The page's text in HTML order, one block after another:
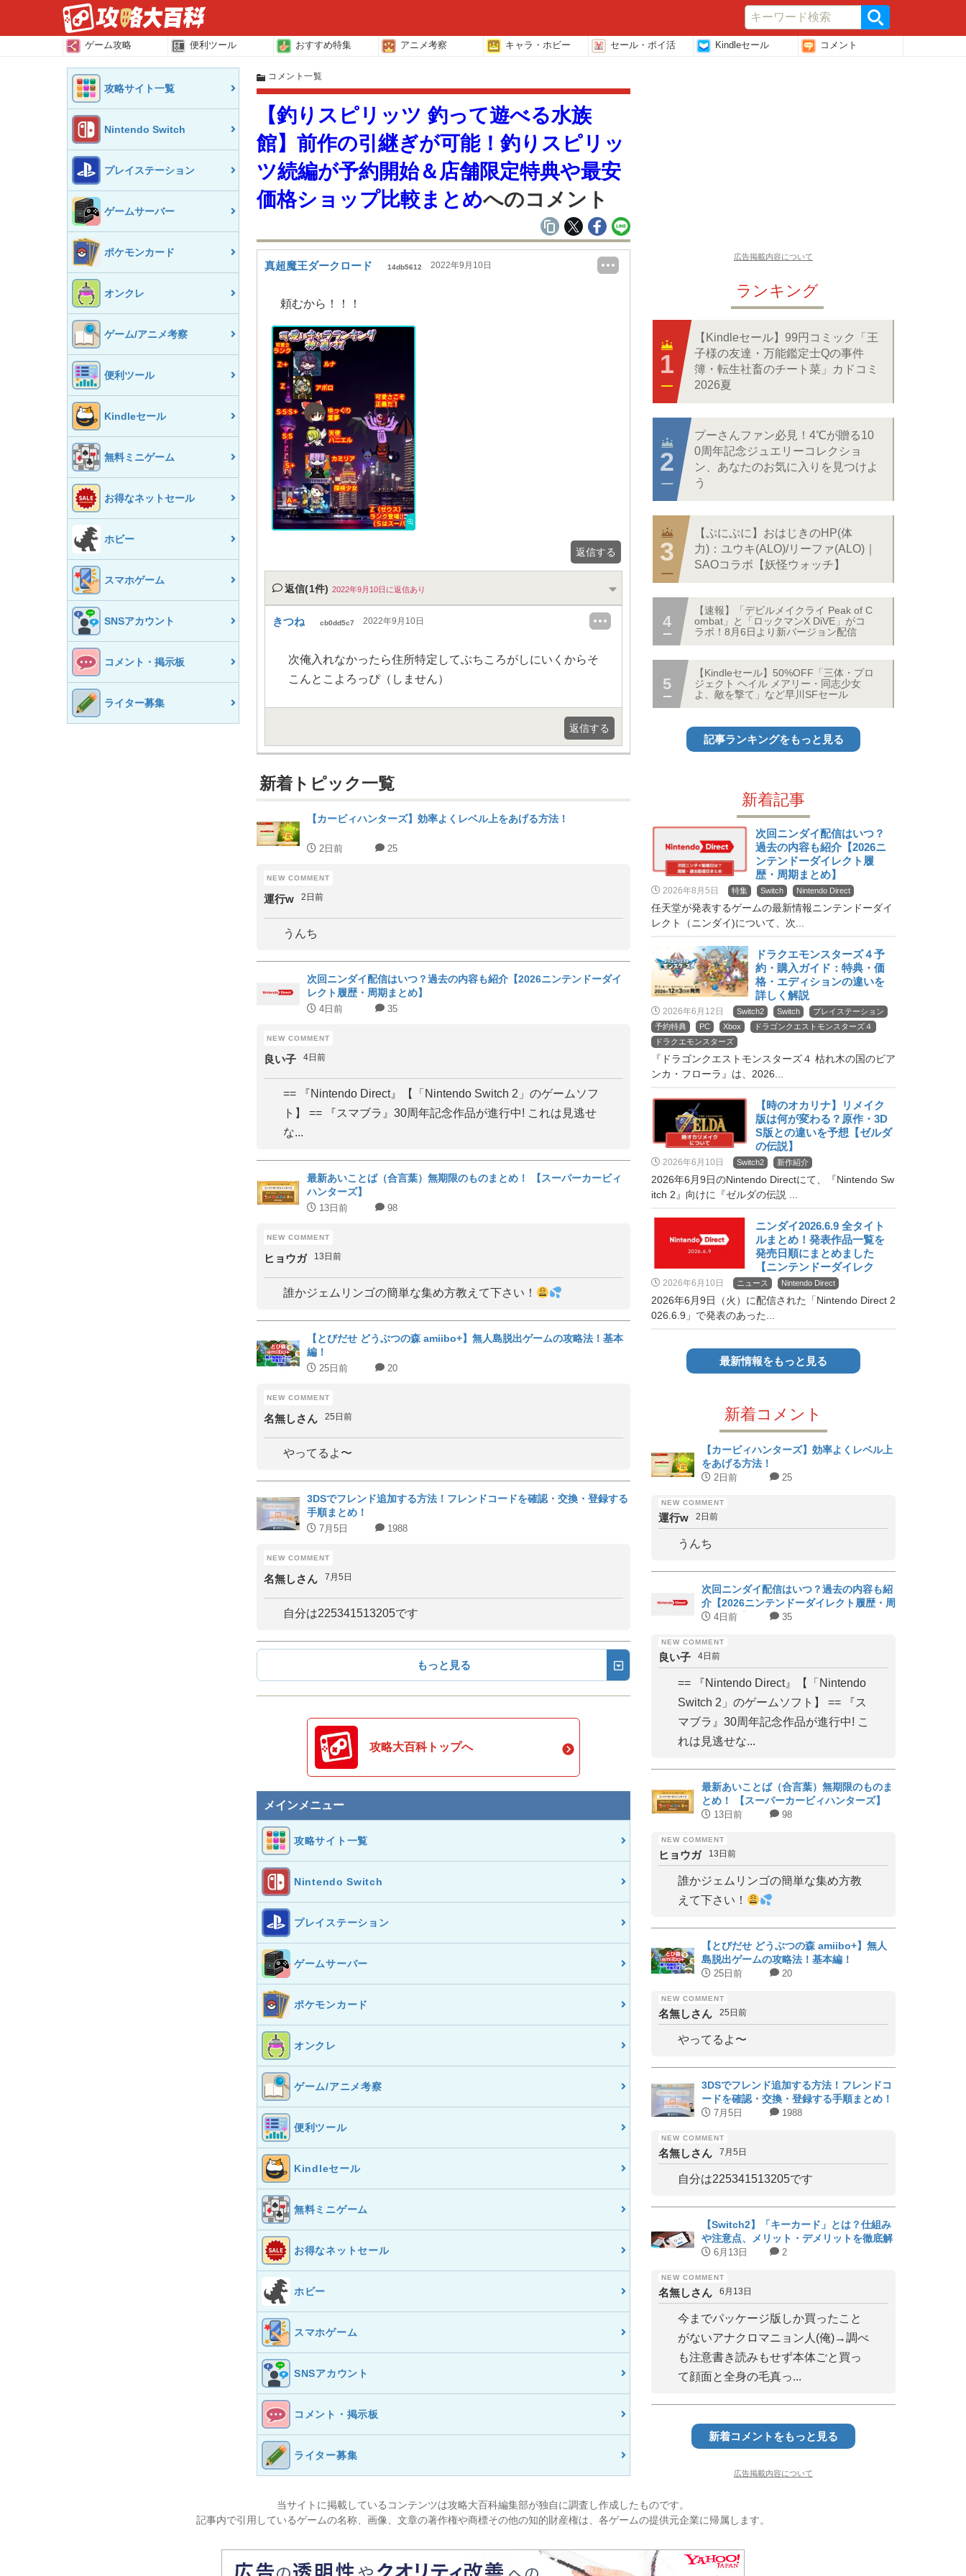
ゲーム攻略 便利ツール おすすめ特集 アニメ考察 キャラ・ホビー セール・ポイ活 Kindleセール コメント
攻略サイト一覧
Nintendo Switch
プレイステーション
ゲームサーバー
ポケモンカード
オンクレ
ゲーム/アニメ考察
便利ツール
Kindleセール
無料ミニゲーム
お得なネットセール
ホビー
スマホゲーム
SNSアカウント
コメント・掲示板
ライター募集
コメント一覧
【釣りスピリッツ 釣って遊べる水族
館】前作の引継ぎが可能！釣りスピリッ
ツ続編が予約開始＆店舗限定特典や最安
価格ショップ比較まとめへのコメント
真超魔王ダークロード 14db5612 2022年9月10日
頼むから！！！
返信する
返信(1件) 2022年9月10日に返信あり
きつね cb0dd5c7 2022年9月10日
次俺入れなかったら住所特定してぶちころがしにいくからそ
こんとこよろっぴ（しません）
返信する
新着トピック一覧
【カービィハンターズ】効率よくレベル上をあげる方法！
2日前 25
運行w 2日前
うんち
次回ニンダイ配信はいつ？過去の内容も紹介【2026ニンテンドーダイ
レクト履歴・周期まとめ】
4日前 35
良い子 4日前
== 『Nintendo Direct』【「Nintendo Switch 2」のゲームソフ
ト】 == 『スマブラ』30周年記念作品が進行中! これは見逃せ
な...
最新あいことば（合言葉）無期限のものまとめ！ 【スーパーカービィ
ハンターズ】
13日前 98
ヒョウガ 13日前
誰かジェムリンゴの簡単な集め方教えて下さい！
【とびだせ どうぶつの森 amiibo+】無人島脱出ゲームの攻略法！基本
編！
25日前 20
名無しさん 25日前
やってるよ〜
3DSでフレンド追加する方法！フレンドコードを確認・交換・登録する
手順まとめ！
7月5日 1988
名無しさん 7月5日
自分は225341513205です
もっと見る
攻略大百科トップへ
メインメニュー
攻略サイト一覧
Nintendo Switch
プレイステーション
ゲームサーバー
ポケモンカード
オンクレ
ゲーム/アニメ考察
便利ツール
Kindleセール
無料ミニゲーム
お得なネットセール
ホビー
スマホゲーム
SNSアカウント
コメント・掲示板
ライター募集
広告掲載内容について
ランキング
【Kindleセール】99円コミック「王
子様の友達・万能鑑定士Qの事件
簿・転生社畜のチート菜」カドコミ
2026夏
プーさんファン必見！4℃が贈る10
0周年記念ジュエリーコレクショ
ン、あなたのお気に入りを見つけよ
う
【ぷにぷに】おはじきのHP(体
力)：ユウキ(ALO)/リーファ(ALO)｜
SAOコラボ【妖怪ウォッチ】
【速報】「デビルメイクライ Peak of C
ombat」と「ロックマンX DiVE」がコ
ラボ！8月6日より新バージョン配信
【Kindleセール】50%OFF「三体・プロ
ジェクト ヘイル メアリー・同志少女
よ、敵を撃て」など早川SFセール
記事ランキングをもっと見る
新着記事
次回ニンダイ配信はいつ？
過去の内容も紹介【2026ニ
ンテンドーダイレクト履
歴・周期まとめ】
2026年8月5日 特集 Switch Nintendo Direct
任天堂が発表するゲームの最新情報ニンテンドーダイ
レクト（ニンダイ)について、次...
ドラクエモンスターズ４予
約・購入ガイド：特典・価
格・エディションの違いを
詳しく解説
2026年6月12日 Switch2 Switch
プレイステーション
予約特典
PC Xbox
ドラゴンクエストモンスターズ４
ドラクエモンスターズ
『ドラゴンクエストモンスターズ４ 枯れ木の国のビア
ンカ・フローラ』は、2026...
【時のオカリナ】リメイク
版は何が変わる？原作・3D
S版との違いを予想【ゼルダ
の伝説】
2026年6月10日 Switch2 新作紹介
2026年6月9日のNintendo Directにて、『Nintendo Sw
itch 2』向けに『ゼルダの伝説 ...
ニンダイ2026.6.9 全タイト
ルまとめ！発表作品一覧を
発売日順にまとめました
【ニンテンドーダイレク
ト】
2026年6月10日 ニュース Nintendo Direct
2026年6月9日（火）に配信された「Nintendo Direct 2
026.6.9」で発表のあった...
最新情報をもっと見る
新着コメント
【カービィハンターズ】効率よくレベル上
をあげる方法！
2日前 25
運行w 2日前
うんち
次回ニンダイ配信はいつ？過去の内容も紹
介【2026ニンテンドーダイレクト履歴・周
期まとめ】
4日前 35
良い子 4日前
== 『Nintendo Direct』【「Nintendo
Switch 2」のゲームソフト】 == 『ス
マブラ』30周年記念作品が進行中! こ
れは見逃せな...
最新あいことば（合言葉）無期限のものま
とめ！ 【スーパーカービィハンターズ】
13日前 98
ヒョウガ 13日前
誰かジェムリンゴの簡単な集め方教
えて下さい！
【とびだせ どうぶつの森 amiibo+】無人
島脱出ゲームの攻略法！基本編！
25日前 20
名無しさん 25日前
やってるよ〜
3DSでフレンド追加する方法！フレンドコ
ードを確認・交換・登録する手順まとめ！
7月5日 1988
名無しさん 7月5日
自分は225341513205です
【Switch2】「キーカード」とは？仕組み
や注意点、メリット・デメリットを徹底解
説｜対応タイトルまとめ
6月13日 2
名無しさん 6月13日
今までパッケージ版しか買ったこと
がないアナクロマニョン人(俺)→調べ
も注意書き読みもせず本体ごと買っ
て顔面と全身の毛真っ...
新着コメントをもっと見る
広告掲載内容について
当サイトに掲載しているコンテンツは攻略大百科編集部が独自に調査し作成したものです。
記事内で引用しているゲームの名称、画像、文章の著作権や商標その他の知的財産権は、各ゲームの提供元企業に帰属します。